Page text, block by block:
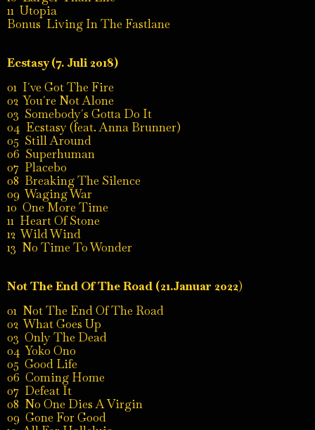
11 Utopia
Bonus Living In The Fastlane
Ecstasy (7. Juli 2018)
01 I´ve Got The Fire
02 You´re Not Alone
03 Somebody´s Gotta Do It
04 Ecstasy (feat. Anna Brunner)
05 Still Around
06 Superhuman
07 Placebo
08 Breaking The Silence
09 Waging War
10 One More Time
11 Heart Of Stone
12 Wild Wind
13 No Time To Wonder
Not The End Of The Road (21.Januar 2022)
01 Not The End Of The Road
02 What Goes Up
03 Only The Dead
04 Yoko Ono
05 Good Life
06 Coming Home
07 Defeat It
08 No One Dies A Virgin
09 Gone For Good